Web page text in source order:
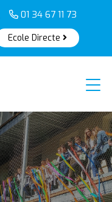
01 34 67 11 73
Ecole Directe